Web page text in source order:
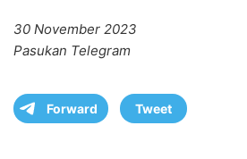
30 November 2023
Pasukan Telegram
Forward Tweet